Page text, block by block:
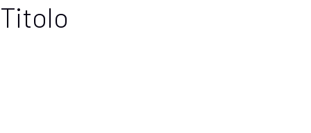
Titolo